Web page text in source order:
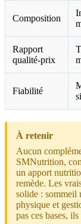
Composition
Rapport
qualité-prix
Fiabilité
À retenir
Aucun
SMNutrition,
un apport
remède. Les
solide : sommeil
physique et
pas ces bases,